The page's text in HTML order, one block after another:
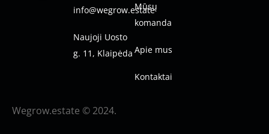
Mūsų
komanda
Apie mus
Kontaktai
info@wegrow.estate
Naujoji Uosto
g. 11, Klaipėda
Wegrow.estate © 2024.